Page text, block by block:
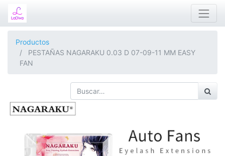
Productos
PESTAÑAS NAGARAKU 0.03 D 07-09-11 MM EASY
FAN